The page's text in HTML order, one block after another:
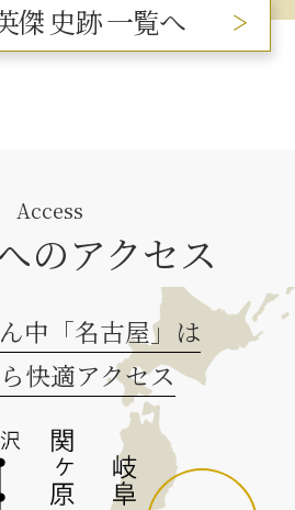
傑 史跡 一覧へ
Access
のアクセス
中「名古屋」は
快適アクセス